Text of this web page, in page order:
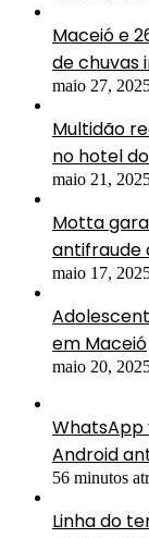
Maceió e
de chuvas
maio 27,
Multidão
no hotel
maio 21,
Motta
antifraude
maio 17,
em Maceió
maio 20,
WhatsApp
Android
56 minutos
Linha do